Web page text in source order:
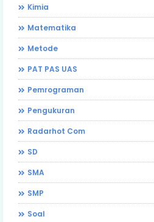
Kimia
Matematika
Metode
PAT PAS UAS
Pemrograman
Pengukuran
Radarhot Com
SD
SMA
SMP
Soal